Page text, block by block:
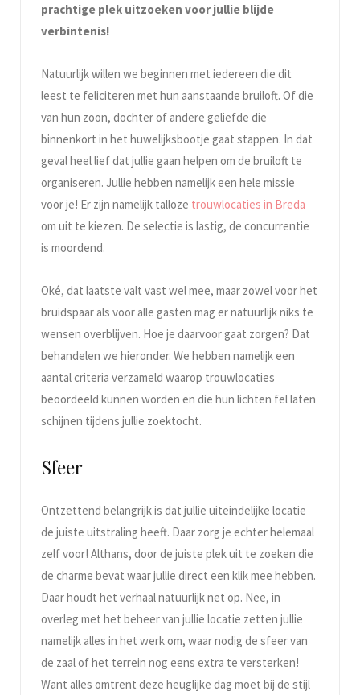
prachtige plek uitzoeken voor jullie blijde
verbintenis!
Natuurlijk willen we beginnen met iedereen die dit
leest te feliciteren met hun aanstaande bruiloft. Of die
van hun zoon, dochter of andere geliefde die
binnenkort in het huwelijksbootje gaat stappen. In dat
geval heel lief dat jullie gaan helpen om de bruiloft te
organiseren. Jullie hebben namelijk een hele missie
voor je! Er zijn namelijk talloze trouwlocaties in Breda
om uit te kiezen. De selectie is lastig, de concurrentie
is moordend.
Oké, dat laatste valt vast wel mee, maar zowel voor het
bruidspaar als voor alle gasten mag er natuurlijk niks te
wensen overblijven. Hoe je daarvoor gaat zorgen? Dat
behandelen we hieronder. We hebben namelijk een
aantal criteria verzameld waarop trouwlocaties
beoordeeld kunnen worden en die hun lichten fel laten
schijnen tijdens jullie zoektocht.
Sfeer
Ontzettend belangrijk is dat jullie uiteindelijke locatie
de juiste uitstraling heeft. Daar zorg je echter helemaal
zelf voor! Althans, door de juiste plek uit te zoeken die
de charme bevat waar jullie direct een klik mee hebben.
Daar houdt het verhaal natuurlijk net op. Nee, in
overleg met het beheer van jullie locatie zetten jullie
namelijk alles in het werk om, waar nodig de sfeer van
de zaal of het terrein nog eens extra te versterken!
Want alles omtrent deze heuglijke dag moet bij de stijl